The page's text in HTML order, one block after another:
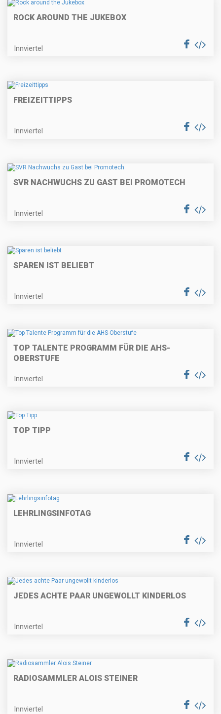
ROCK AROUND THE JUKEBOX
Innviertel
FREIZEITTIPPS
Innviertel
SVR NACHWUCHS ZU GAST BEI PROMOTECH
Innviertel
SPAREN IST BELIEBT
Innviertel
TOP TALENTE PROGRAMM FÜR DIE AHS-
OBERSTUFE
Innviertel
TOP TIPP
Innviertel
LEHRLINGSINFOTAG
Innviertel
JEDES ACHTE PAAR UNGEWOLLT KINDERLOS
Innviertel
RADIOSAMMLER ALOIS STEINER
Innviertel